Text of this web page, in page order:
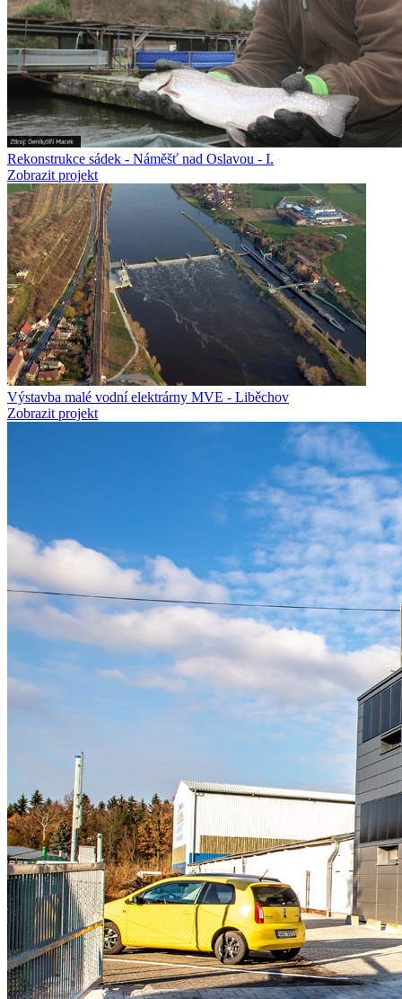
Rekonstrukce sádek - Náměšť nad Oslavou - I.
Zobrazit projekt
Výstavba malé vodní elektrárny MVE - Liběchov
Zobrazit projekt